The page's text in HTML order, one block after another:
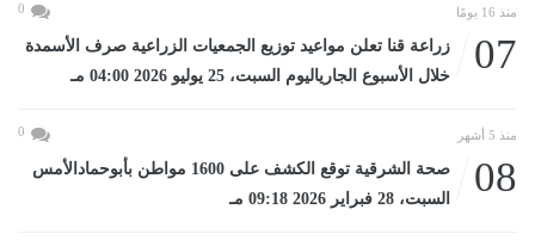
منذ 16 يومًا 0
07
زراعة قنا تعلن مواعيد توزيع الجمعيات الزراعية صرف الأسمدة
خلال الأسبوع الجارياليوم السبت، 25 يوليو 2026 04:00 مـ
منذ 5 أشهر 0
08
صحة الشرقية توقع الكشف على 1600 مواطن بأبوحمادالأمس
السبت، 28 فبراير 2026 09:18 مـ